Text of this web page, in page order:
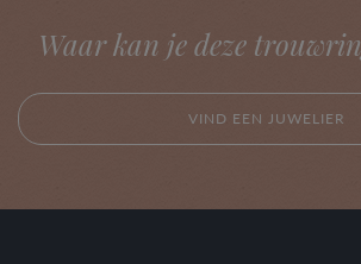
Waar kan je deze
VIND EEN JUWELIER